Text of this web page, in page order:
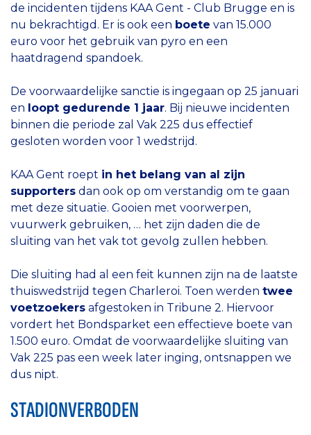
de incidenten tijdens KAA Gent - Club Brugge en is
nu bekrachtigd. Er is ook een boete van 15.000
euro voor het gebruik van pyro en een
haatdragend spandoek.
De voorwaardelijke sanctie is ingegaan op 25 januari
en loopt gedurende 1 jaar. Bij nieuwe incidenten
binnen die periode zal Vak 225 dus effectief
gesloten worden voor 1 wedstrijd.
KAA Gent roept in het belang van al zijn
supporters dan ook op om verstandig om te gaan
met deze situatie. Gooien met voorwerpen,
vuurwerk gebruiken, … het zijn daden die de
sluiting van het vak tot gevolg zullen hebben.
Die sluiting had al een feit kunnen zijn na de laatste
thuiswedstrijd tegen Charleroi. Toen werden twee
voetzoekers afgestoken in Tribune 2. Hiervoor
vordert het Bondsparket een effectieve boete van
1.500 euro. Omdat de voorwaardelijke sluiting van
Vak 225 pas een week later inging, ontsnappen we
dus nipt.
STADIONVERBODEN